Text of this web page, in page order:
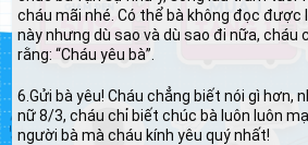
cháu mãi nhé. Có thể bà không đọc
này nhưng dù sao và dù sao đi nữa, cháu
rằng: “Cháu yêu bà”.
6.Gửi bà yêu! Cháu chẳng biết nói gì hơn,
nữ 8/3, cháu chỉ biết chúc bà luôn luôn
người bà mà cháu kính yêu quý nhất!